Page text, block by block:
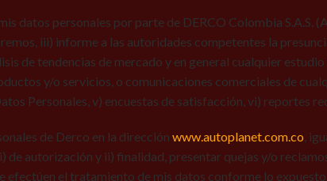
datos personales por parte de DERCO Colombia S.A.S.
iii) informe a las autoridades competentes la
de tendencias de mercado y en general cualquier
y/o servicios, o comunicaciones comerciales de
Personales, v) encuestas de satisfacción, vi) reportes
de Derco en la dirección www.autoplanet.com.co ,
autorización y ii) finalidad, presentar quejas y/o
efectúen el tratamiento de mis datos conforme lo expuesto.